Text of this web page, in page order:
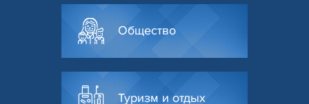
Общество
Туризм и отдых